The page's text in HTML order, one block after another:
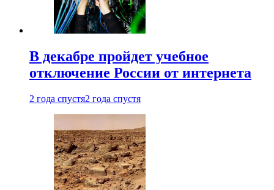
В декабре пройдет учебное
отключение России от интернета
2 года спустя2 года спустя